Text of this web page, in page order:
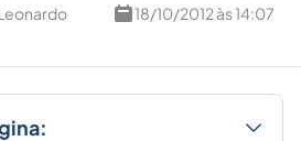
18/10/2012 às 14:07